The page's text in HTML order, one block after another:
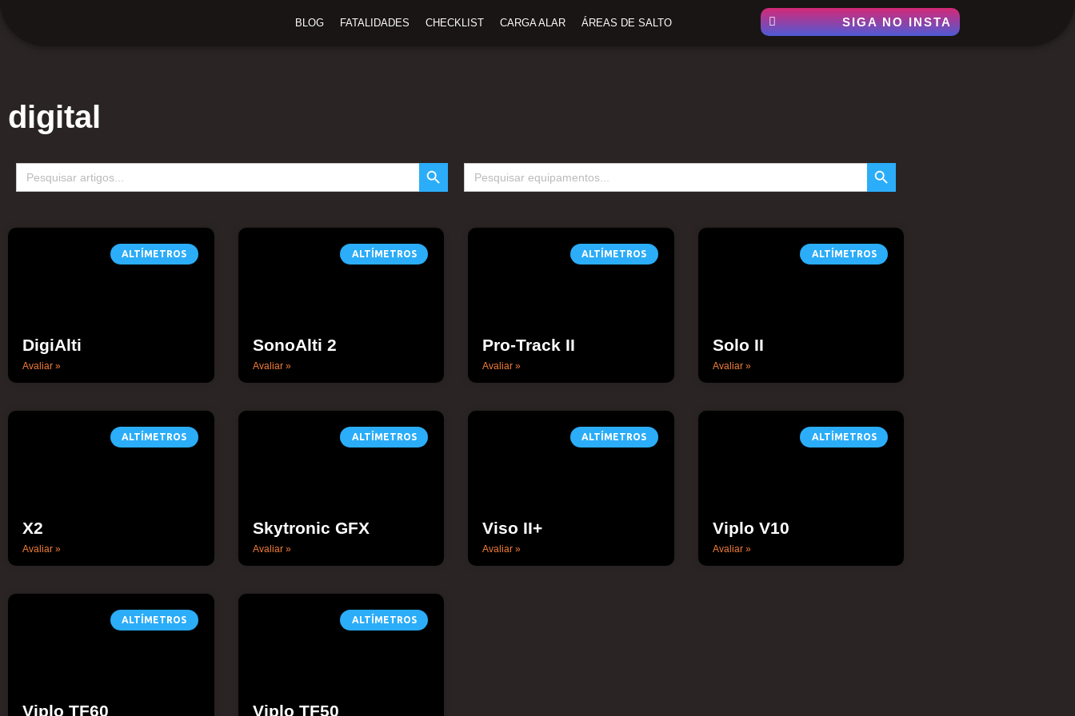
BLOG FATALIDADES CHECKLIST CARGA ALAR ÁREAS DE SALTO SIGA NO INSTA
digital
Search
for:
SEARCH BUTTONSearch
for:
SEARCH BUTTON
ALTÍMETROS
DigiAlti
Avaliar »
ALTÍMETROS
SonoAlti 2
Avaliar »
ALTÍMETROS
Pro-Track II
Avaliar »
ALTÍMETROS
Solo II
Avaliar »
ALTÍMETROS
X2
Avaliar »
ALTÍMETROS
Skytronic GFX
Avaliar »
ALTÍMETROS
Viso II+
Avaliar »
ALTÍMETROS
Viplo V10
Avaliar »
ALTÍMETROS
Viplo TF60
ALTÍMETROS
Viplo TF50